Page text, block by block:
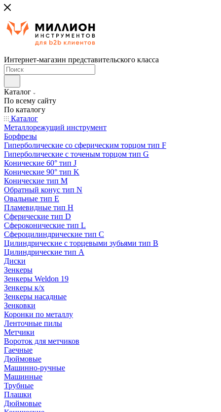
Интернет-магазин представительского класса
Каталог
По всему сайту
По каталогу
Каталог
Металлорежущий инструмент
Борфрезы
Гиперболические cо сферическим торцом тип F
Гиперболические с точеным торцом тип G
Конические 60° тип J
Конические 90° тип K
Конические тип M
Обратный конус тип N
Овальные тип E
Пламевидные тип H
Сферические тип D
Сфероконические тип L
Сфероцилиндрические тип C
Цилиндрические с торцевыми зубьями тип B
Цилиндрические тип А
Диски
Зенкеры
Зенкеры Weldon 19
Зенкеры к/х
Зенкеры насадные
Зенковки
Коронки по металлу
Ленточные пилы
Метчики
Вороток для метчиков
Гаечные
Дюймовые
Машинно-ручные
Машинные
Трубные
Плашки
Дюймовые